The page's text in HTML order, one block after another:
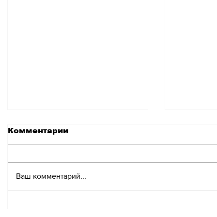
Комментарии
Ваш комментарий...